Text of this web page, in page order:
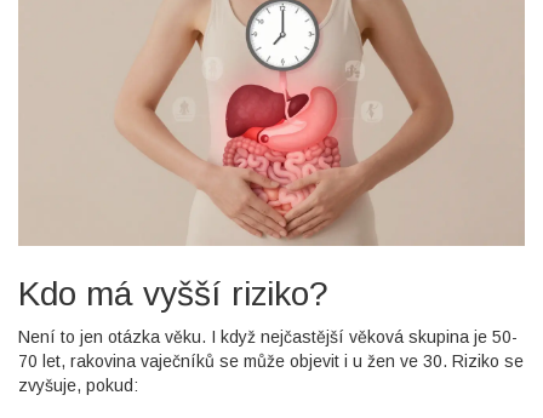
Kdo má vyšší riziko?
Není to jen otázka věku. I když nejčastější věková skupina je 50-
70 let, rakovina vaječníků se může objevit i u žen ve 30. Riziko se
zvyšuje, pokud: